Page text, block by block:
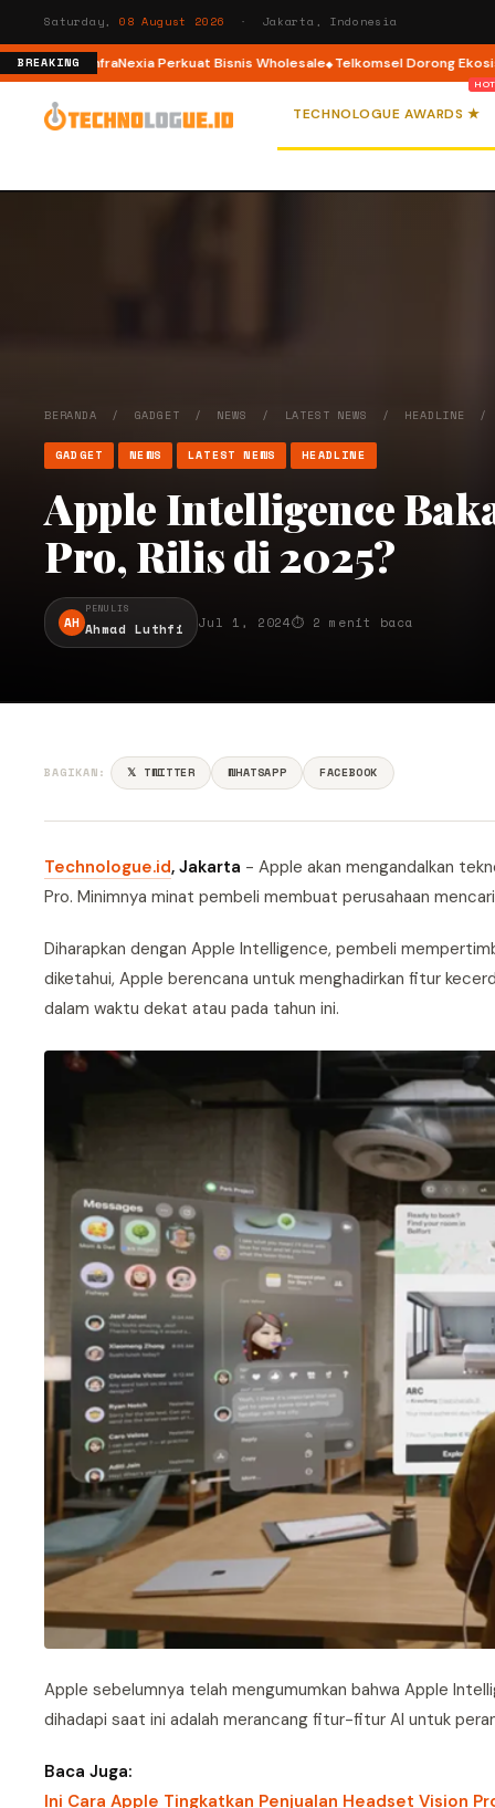
Saturday, 08 August 2026 · Jakarta, Indonesia
BREAKING
2, InfraNexia Perkuat Bisnis Wholesale Telkomsel Dorong Ekosistem
TECHNOLOGUE AWARDS ★
BERANDA / GADGET / NEWS / LATEST NEWS / HEADLINE
GADGET NEWS LATEST NEWS HEADLINE
Apple Intelligence
Pro, Rilis di 2025?
AH
PENULIS
Ahmad Luthfi Jul 1, 2024⏱ 2 menit baca
BAGIKAN: 𝕏 TWITTER WHATSAPP FACEBOOK
Technologue.id, Jakarta - Apple akan mengandalkan
Pro. Minimnya minat pembeli membuat perusahaan
Diharapkan dengan Apple Intelligence, pembeli
diketahui, Apple berencana untuk menghadirkan fitur
dalam waktu dekat atau pada tahun ini.
Apple sebelumnya telah mengumumkan bahwa Apple
dihadapi saat ini adalah merancang fitur-fitur AI untuk
Baca Juga:
Ini Cara Apple Tingkatkan Penjualan Headset Vision